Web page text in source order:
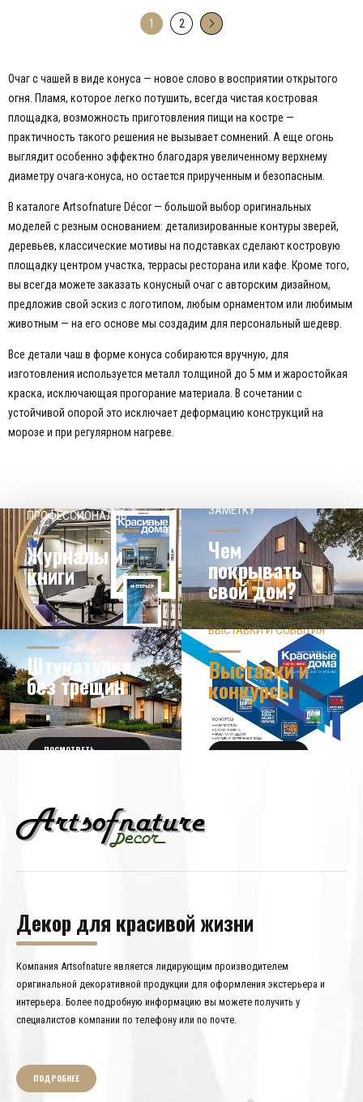
1 2 →
Очаг с чашей в виде конуса — новое слово в восприятии открытого
огня. Пламя, которое легко потушить, всегда чистая костровая
площадка, возможность приготовления пищи на костре —
практичность такого решения не вызывает сомнений. А еще огонь
выглядит особенно эффектно благодаря увеличенному верхнему
диаметру очага-конуса, но остается прирученным и безопасным.
В каталоге Artsofnature Décor — большой выбор оригинальных
моделей с резным основанием: детализированные контуры зверей,
деревьев, классические мотивы на подставках сделают костровую
площадку центром участка, террасы ресторана или кафе. Кроме того,
вы всегда можете заказать конусный очаг с авторским дизайном,
предложив свой эскиз с логотипом, любым орнаментом или любимым
животным — на его основе мы создадим для персональный шедевр.
Все детали чаш в форме конуса собираются вручную, для
изготовления используется металл толщиной до 5 мм и жаростойкая
краска, исключающая прогорание материала. В сочетании с
устойчивой опорой это исключает деформацию конструкций на
морозе и при регулярном нагреве.
ПРОФЕССИОНАЛОВ
Журналы и
книги
НОВОСТИ ИЗ МИРА
ДИЗАЙНА
ЗАМЕТКУ
Чем
покрывать
свой дом?
УЗНАТЬ БОЛЬШЕ
ЗНАЕТЕ ЛИ ВЫ?
Штукатурка
без трещин
ПОСМОТРЕТЬ
ВЫСТАВКИ И СОБЫТИЯ
Выставки и
конкурсы
ПОЛУЧИТЬ БИЛЕТ
Декор для красивой жизни
Компания Artsofnature является лидирующим производителем
оригинальной декоративной продукции для оформления экстерьера и
интерьера. Более подробную информацию вы можете получить у
специалистов компании по телефону или по почте.
ПОДРОБНЕЕ